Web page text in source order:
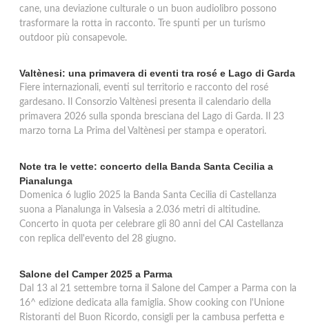
cane, una deviazione culturale o un buon audiolibro possono
trasformare la rotta in racconto. Tre spunti per un turismo
outdoor più consapevole.
Valtènesi: una primavera di eventi tra rosé e Lago di Garda
Fiere internazionali, eventi sul territorio e racconto del rosé
gardesano. Il Consorzio Valtènesi presenta il calendario della
primavera 2026 sulla sponda bresciana del Lago di Garda. Il 23
marzo torna La Prima del Valtènesi per stampa e operatori.
Note tra le vette: concerto della Banda Santa Cecilia a
Pianalunga
Domenica 6 luglio 2025 la Banda Santa Cecilia di Castellanza
suona a Pianalunga in Valsesia a 2.036 metri di altitudine.
Concerto in quota per celebrare gli 80 anni del CAI Castellanza
con replica dell'evento del 28 giugno.
Salone del Camper 2025 a Parma
Dal 13 al 21 settembre torna il Salone del Camper a Parma con la
16^ edizione dedicata alla famiglia. Show cooking con l'Unione
Ristoranti del Buon Ricordo, consigli per la cambusa perfetta e